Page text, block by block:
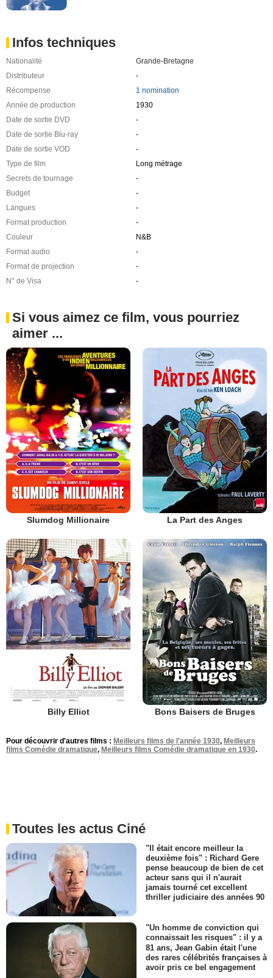
Infos techniques
Nationalité
Grande-Bretagne
Distributeur
-
Récompense
1 nomination
Année de production
1930
Date de sortie DVD
-
Date de sortie Blu-ray
-
Date de sortie VOD
-
Type de film
Long métrage
Secrets de tournage
-
Budget
-
Langues
-
Format production
-
Couleur
N&B
Format audio
-
Format de projection
-
N° de Visa
-
Si vous aimez ce film, vous pourriez
aimer ...
Slumdog Millionaire La Part des Anges
Billy Elliot Bons Baisers de Bruges
Pour découvrir d'autres films : Meilleurs films de l'année 1930, Meilleurs
films Comédie dramatique, Meilleurs films Comédie dramatique en 1930.
Toutes les actus Ciné
"Il était encore meilleur la
deuxième fois" : Richard Gere
pense beaucoup de bien de cet
acteur sans qui il n'aurait
jamais tourné cet excellent
thriller judiciaire des années 90
"Un homme de conviction qui
connaissait les risques" : il y a
81 ans, Jean Gabin était l'une
des rares célébrités françaises à
avoir pris ce bel engagement